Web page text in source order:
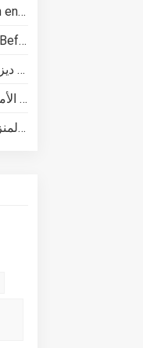
safety
كيفية توصيل